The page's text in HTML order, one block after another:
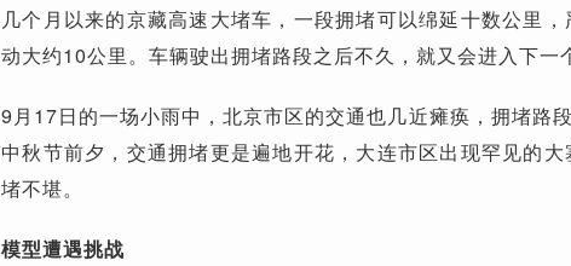
几个月以来的京藏高速大堵车，一段拥堵可以绵延十数公里
动大约10公里。车辆驶出拥堵路段之后不久，就又会进入下一
9月17日的一场小雨中，北京市区的交通也几近瘫痪，拥堵路
中秋节前夕，交通拥堵更是遍地开花，大连市区出现罕见的
堵不堪。
模型遭遇挑战